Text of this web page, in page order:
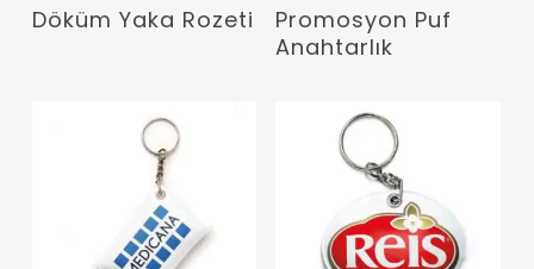
Devamını Oku
Döküm Yaka Rozeti Devamını Oku
Promosyon Puf
Anahtarlık